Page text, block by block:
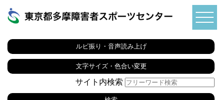
ルビ振り・音声読み上げ
文字サイズ・色合い変更
サイト内検索